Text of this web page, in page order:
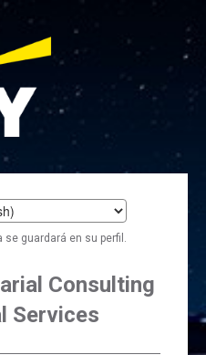
se guardará en su perfil.
Consulting
Services